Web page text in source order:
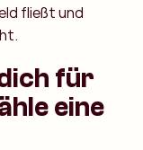
fließt und
für
eine